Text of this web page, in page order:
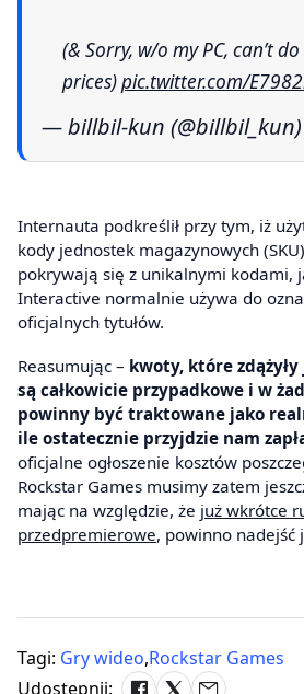
(& Sorry, w/o my PC, can’t
prices)pic.twitter.com/
— billbil-kun (@billbil_kun)
Internauta podkreślił przy tym, iż
kody jednostek magazynowych
pokrywają się z unikalnymi kodami,
Interactive normalnie używa do
oficjalnych tytułów.
Reasumując – kwoty, które
są całkowicie przypadkowe i w
powinny być traktowane jako
ile ostatecznie przyjdzie nam
oficjalne ogłoszenie kosztów
Rockstar Games musimy zatem
mając na względzie, że już wkrótce
przedpremierowe, powinno nadejść
Tagi: Gry wideo,Rockstar Games
Udostępnij: